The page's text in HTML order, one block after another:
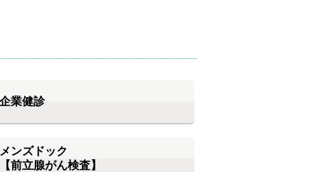
企業健診
メンズドック
【前立腺がん検査】